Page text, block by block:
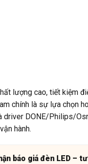
lượng cao, tiết kiệm
chính là sự lựa chọn
DONE/Philips/
hành.
báo giá đèn LED –